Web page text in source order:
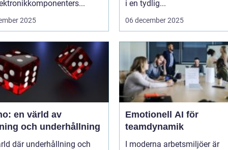
2025
i en tydlig...
06 december 2025
en värld av
och underhållning
där underhållning och
Emotionell AI för
teamdynamik
I moderna arbetsmiljöer är